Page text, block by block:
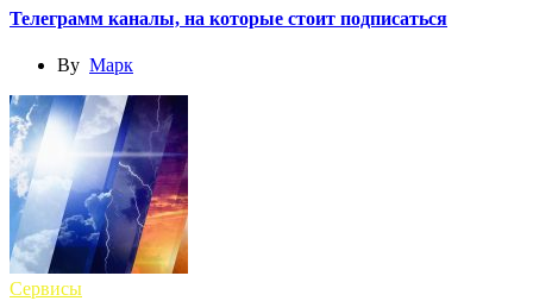
Телеграмм каналы, на которые стоит подписаться
By Марк
Сервисы